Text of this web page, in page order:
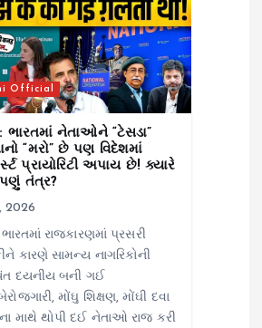
Official
ભારતમાં નેતાઓને “ટેસડા”
“મરો” છે પણ વિદેશમાં
પ્રાયોરિટી અપાય છે! ક્યારે
તંત્ર?
2026
રાજકારણમાં પ્રસરી
કારણે સામન્ય નાગરિકોની
દયનીય બની ગઈ
મોંઘુ શિક્ષણ, મોંઘી દવા
માથે થોપી દઈ નેતાઓ રાજ કરી